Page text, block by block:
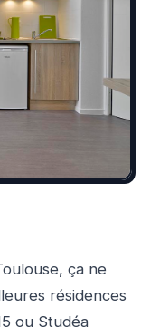
ça ne
résidences
ou Studéa